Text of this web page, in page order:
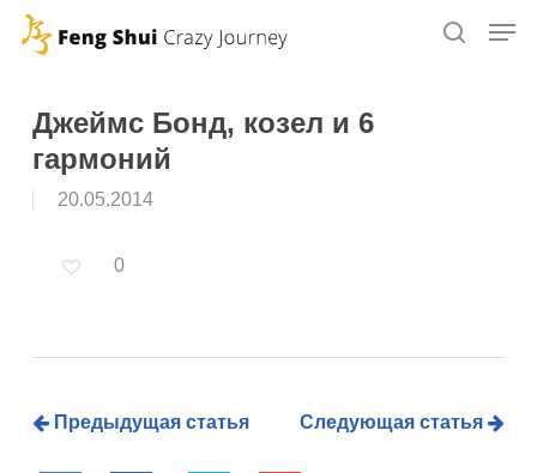
Skip
contentДжеймс Бонд, козел и 6
гармоний
20.05.2014
0
Предыдущая статья Следующая статья